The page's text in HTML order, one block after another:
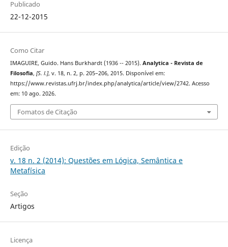
Publicado
22-12-2015
Como Citar
IMAGUIRE, Guido. Hans Burkhardt (1936 -- 2015). Analytica - Revista de
Filosofia, [S. l.], v. 18, n. 2, p. 205–206, 2015. Disponível em:
https://www.revistas.ufrj.br/index.php/analytica/article/view/2742. Acesso
em: 10 ago. 2026.
Fomatos de Citação
Edição
v. 18 n. 2 (2014): Questões em Lógica, Semântica e
Metafísica
Seção
Artigos
Licença